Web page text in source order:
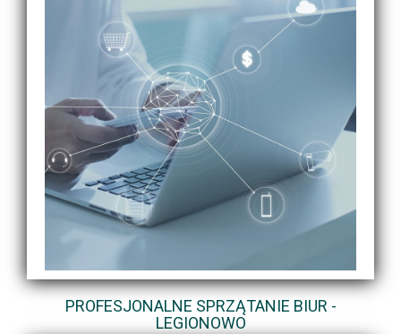
PROFESJONALNE SPRZĄTANIE BIUR -
LEGIONOWO